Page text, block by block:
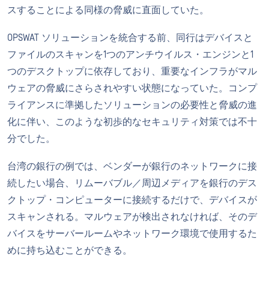
スすることによる同様の脅威に直面していた。
OPSWAT ソリューションを統合する前、同行はデバイスと
ファイルのスキャンを1つのアンチウイルス・エンジンと1
つのデスクトップに依存しており、重要なインフラがマル
ウェアの脅威にさらされやすい状態になっていた。コンプ
ライアンスに準拠したソリューションの必要性と脅威の進
化に伴い、このような初歩的なセキュリティ対策では不十
分でした。
台湾の銀行の例では、ベンダーが銀行のネットワークに接
続したい場合、リムーバブル／周辺メディアを銀行のデス
クトップ・コンピューターに接続するだけで、デバイスが
スキャンされる。マルウェアが検出されなければ、そのデ
バイスをサーバールームやネットワーク環境で使用するた
めに持ち込むことができる。